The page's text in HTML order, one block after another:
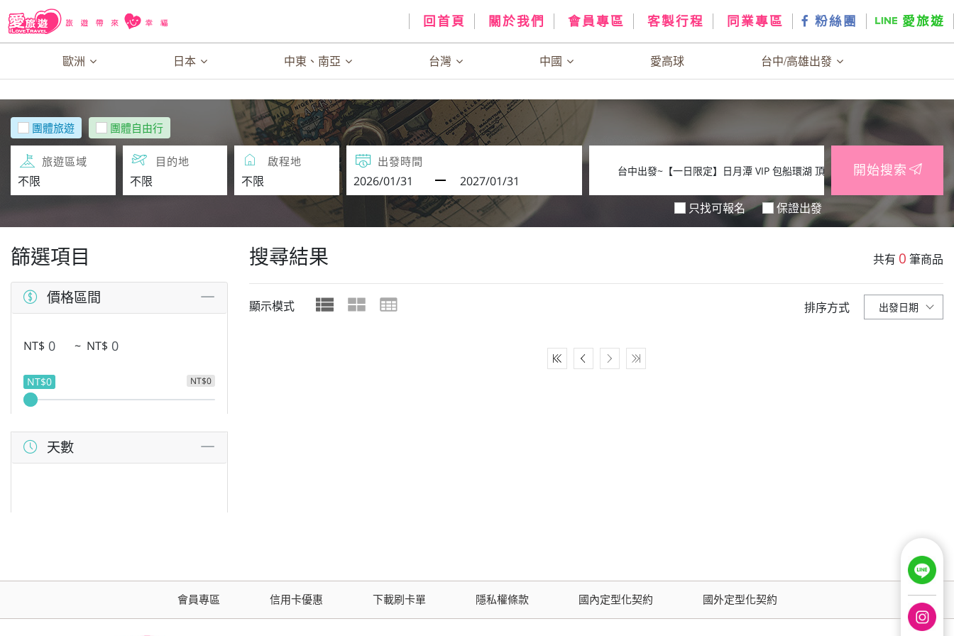
回首頁 關於我們 會員專區 客製行程 同業專區 粉絲團 愛旅遊
歐洲 日本 中東、南亞 台灣 中國 愛高球 台中/高雄出發
團體旅遊 團體自由行
旅遊區域 目的地 啟程地 出發時間
只找可報名 保證出發
開始搜索
篩選項目
價格區間
NT$ ~ NT$
NT$0
NT$0
天數
搜尋結果 共有 0 筆商品
顯示模式 排序方式
會員專區 信用卡優惠 下載刷卡單 隱私權條款 國內定型化契約 國外定型化契約